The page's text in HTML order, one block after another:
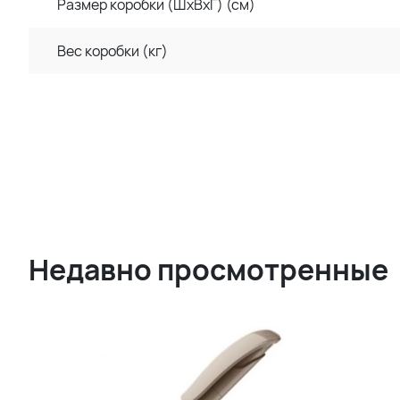
Размер коробки (ШхВхГ) (см)
Вес коробки (кг)
Недавно просмотренные